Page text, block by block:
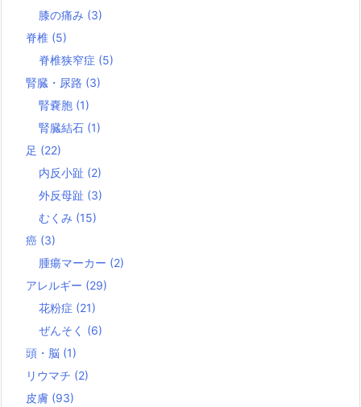
膝の痛み (3)
脊椎 (5)
脊椎狭窄症 (5)
腎臓・尿路 (3)
腎嚢胞 (1)
腎臓結石 (1)
足 (22)
内反小趾 (2)
外反母趾 (3)
むくみ (15)
癌 (3)
腫瘍マーカー (2)
アレルギー (29)
花粉症 (21)
ぜんそく (6)
頭・脳 (1)
リウマチ (2)
皮膚 (93)